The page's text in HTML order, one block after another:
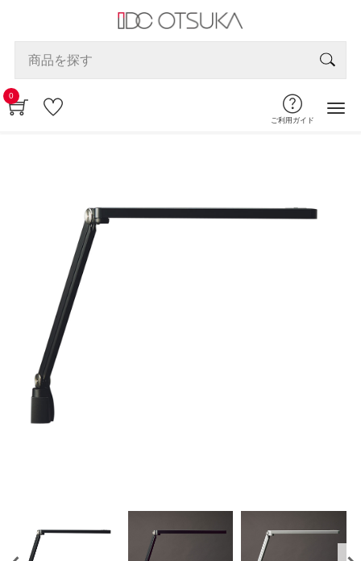
0
ご利用ガイド